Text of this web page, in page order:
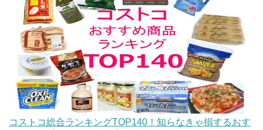
コストコ総合ランキングTOP140！知らなきゃ損するおす